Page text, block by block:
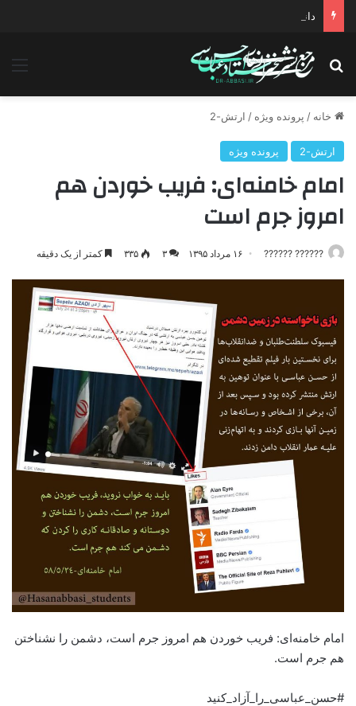
دانلود سخنرانی استاد حسن عباسی با موضوع چهار انتخاب ۱۴۰۰
جستجو برای
خانه / پرونده ویژه / ارتش-2
ارتش-2 پرونده ویژه
امام خامنه‌ای: فریب خوردن هم
امروز جرم است
?????? ?????? ۱۶ مرداد ۱۳۹۵ ۳ ۳۳۵ کمتر از یک دقیقه
امام خامنه‌ای: فریب خوردن هم امروز جرم است، دشمن را نشناختن
هم جرم است.
#حسن_عباسی_را_آزاد_کنید